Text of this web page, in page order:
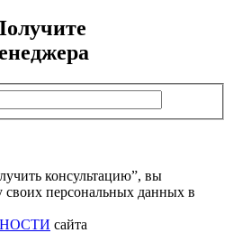
консультацию”, вы
своих персональных данных в
сайта